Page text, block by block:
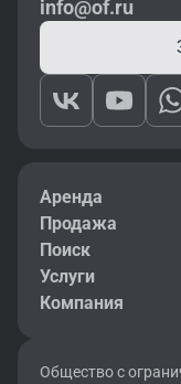
info@of.ru
Аренда
Продажа
Поиск
Услуги
Компания
Общество с